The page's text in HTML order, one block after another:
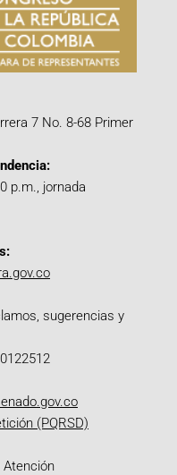
7 No. 8-68 Primer
p.m., jornada
sugerencias y
(PQRSD)
Atención